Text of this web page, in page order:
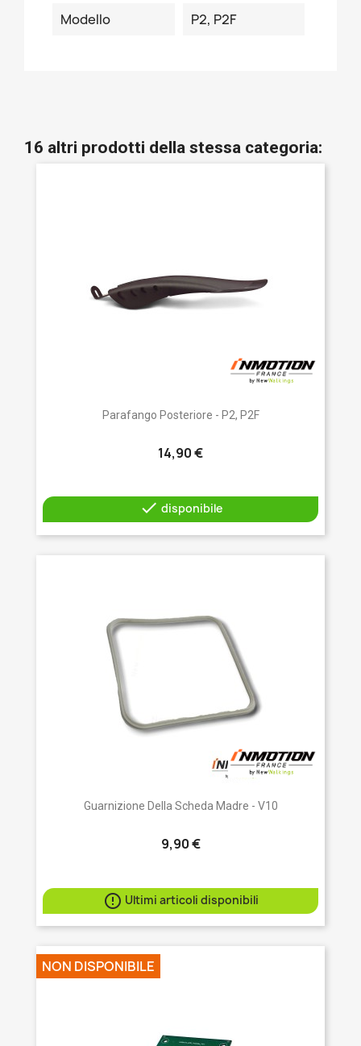
Modello P2, P2F
16 altri prodotti della stessa categoria:
Parafango Posteriore - P2, P2F
14,90 €
 disponibile
Guarnizione Della Scheda Madre - V10
9,90 €
 Ultimi articoli disponibili
NON DISPONIBILE